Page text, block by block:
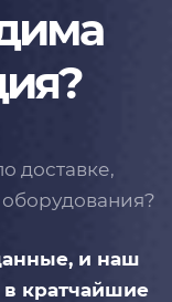
доставке,
оборудования?
и наш
в кратчайшие